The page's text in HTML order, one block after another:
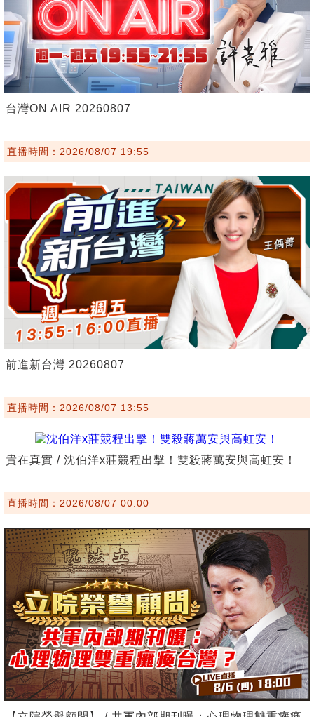
台灣ON AIR 20260807
直播時間：2026/08/07 19:55
前進新台灣 20260807
直播時間：2026/08/07 13:55
貴在真實 / 沈伯洋x莊競程出擊！雙殺蔣萬安與高虹安！
直播時間：2026/08/07 00:00